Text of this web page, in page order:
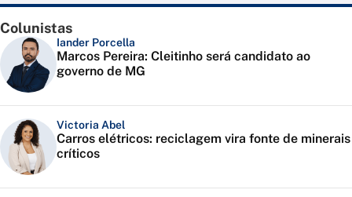
Colunistas
Iander Porcella
Marcos Pereira: Cleitinho será candidato ao
governo de MG
Victoria Abel
Carros elétricos: reciclagem vira fonte de minerais
críticos